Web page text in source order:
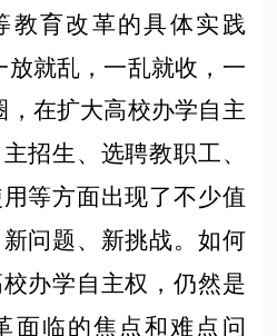
教育改革的具体实践
放就乱，一乱就收，一
，在扩大高校办学自主
招生、选聘教职工、
等方面出现了不少值
问题、新挑战。如何
办学自主权，仍然是
面临的焦点和难点问